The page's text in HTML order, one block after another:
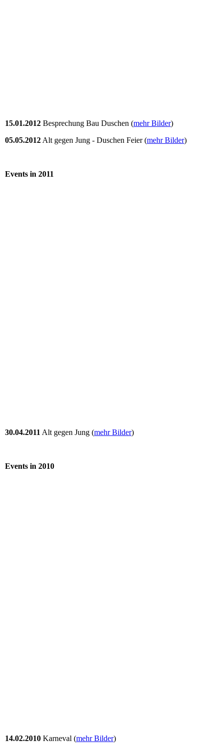
15.01.2012 Besprechung Bau Duschen (mehr Bilder)
05.05.2012 Alt gegen Jung - Duschen Feier (mehr Bilder)
Events in 2011
30.04.2011 Alt gegen Jung (mehr Bilder)
Events in 2010
14.02.2010 Karneval (mehr Bilder)